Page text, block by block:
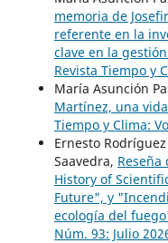
memoria de
referente en la
clave en la
Revista Tiempo y
María Asunción
Martínez, una
Tiempo y Clima:
Ernesto
Saavedra,
History of
Future", y
ecología del
Núm. 93: Julio